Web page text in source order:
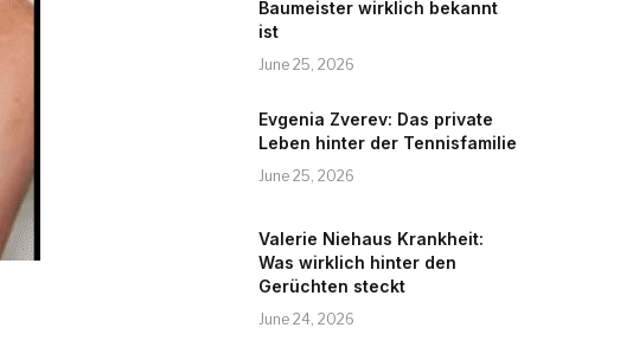
Baumeister wirklich bekannt
ist
June 25, 2026
Evgenia Zverev: Das private
Leben hinter der Tennisfamilie
June 25, 2026
Valerie Niehaus Krankheit:
Was wirklich hinter den
Gerüchten steckt
June 24, 2026